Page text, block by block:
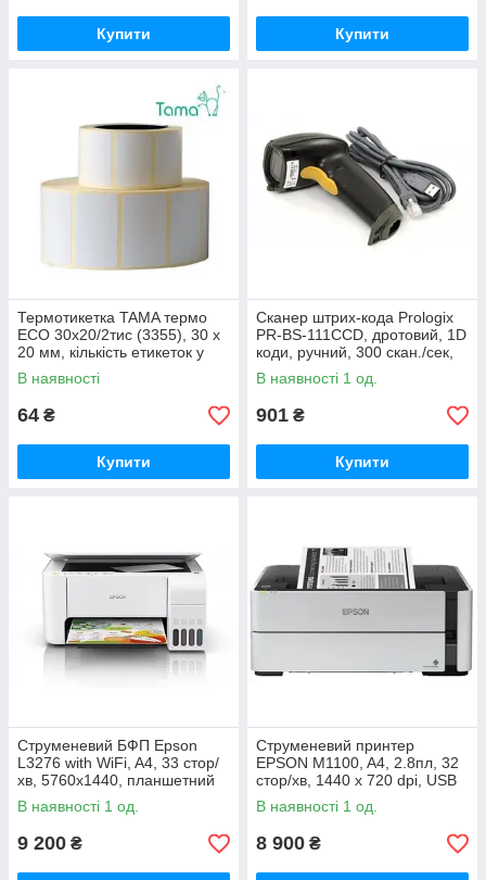
Купити Купити
Термотикетка TAMA термо
ECO 30x20/2тис (3355), 30 x
20 мм, кількість етикеток у
рулоні — 1000 шт.
В наявності
64 ₴
Купити
Сканер штрих-кода Prologix
PR-BS-111CCD, дротовий, 1D
коди, ручний, 300 скан./сек,
довжина дроту 2м
В наявності 1 од.
901 ₴
Купити
Струменевий БФП Epson
L3276 with WiFi, A4, 33 стор/
хв, 5760x1440, планшетний
-1200x2400, USB, 3.9кг
В наявності 1 од.
9 200 ₴
Струменевий принтер
EPSON M1100, A4, 2.8пл, 32
стор/хв, 1440 х 720 dpi, USB
2.0, 3.5 кг
В наявності 1 од.
8 900 ₴